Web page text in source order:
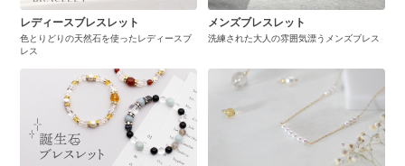
レディースブレスレット
色とりどりの天然石を使ったレディースブ
レス
メンズブレスレット
洗練された大人の雰囲気漂うメンズブレス